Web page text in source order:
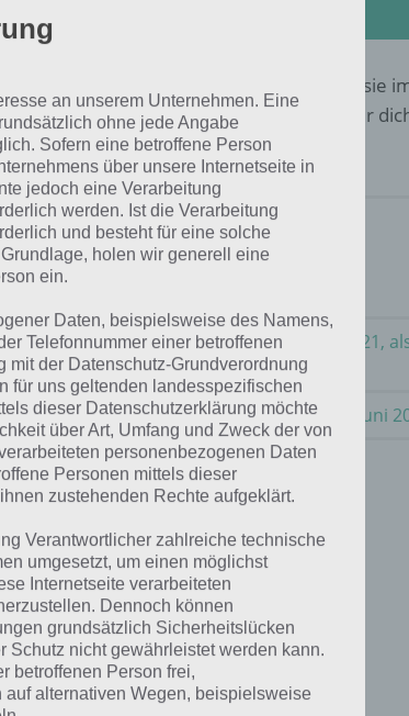
Rätsel vom 8.6.2022 zu Im Land der Fantasie
dort aktuell feststeckst, hier die Lösung für
Schau mal, was vor einem Jahr, im Juni 2021,
Lösungen zu Im Land der Fantasie im Juni
an unserem Unternehmen. Eine
ohne jede Angabe
Sofern eine betroffene Person
über unsere Internetseite in
jedoch eine Verarbeitung
werden. Ist die Verarbeitung
und besteht für eine solche
holen wir generell eine
ein.
Daten, beispielsweise des Namens,
Telefonnummer einer betroffenen
mit der Datenschutz-Grundverordnung
für uns geltenden landesspezifischen
dieser Datenschutzerklärung möchte
über Art, Umfang und Zweck der von
personenbezogenen Daten
Personen mittels dieser
zustehenden Rechte aufgeklärt.
Verantwortlicher zahlreiche technische
umgesetzt, um einen möglichst
Internetseite verarbeiteten
Dennoch können
grundsätzlich Sicherheitslücken
Schutz nicht gewährleistet werden kann.
betroffenen Person frei,
alternativen Wegen, beispielsweise